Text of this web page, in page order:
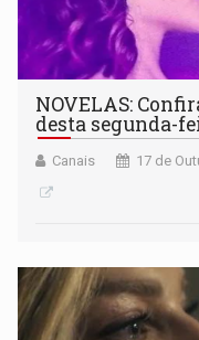
NOVELAS:
desta segunda-
Canais 17 de